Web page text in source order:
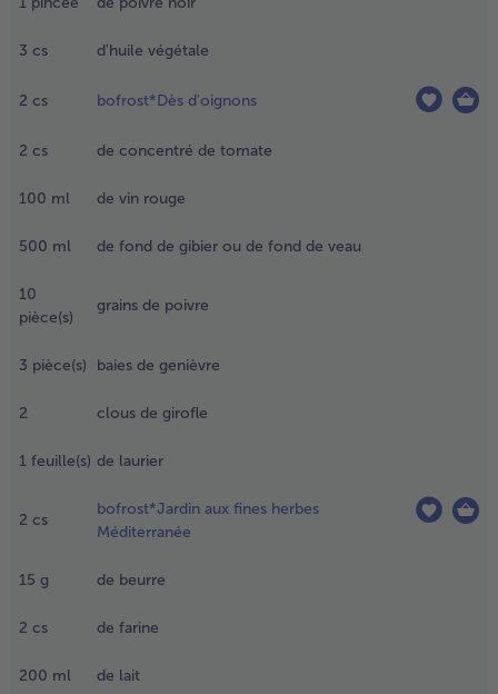
- 5 € à l’achat de 7 menus au choix
3 cs d'huile végétale
2 cs bofrost*Dès d'oignons
2 cs de concentré de tomate
100 ml de vin rouge
500 ml de fond de gibier ou de fond de veau
10
pièce(s)
grains de poivre
3 pièce(s) baies de genièvre
2 clous de girofle
1 feuille(s) de laurier
2 cs
bofrost*Jardin aux fines herbes
Méditerranée
15 g de beurre
2 cs de farine
200 ml de lait
30
les
et
à
puis le
tomate,
le